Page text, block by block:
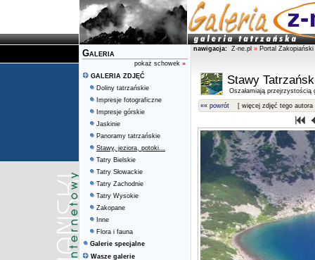
Galeria
pokaż schowek »
GALERIA ZDJĘĆ
Doliny tatrzańskie
Impresje fotograficzne
Impresje górskie
Jaskinie
Panoramy tatrzańskie
Stawy, jeziora, potoki...
Tatry Bielskie
Tatry Słowackie
Tatry Zachodnie
Tatry Wysokie
Zakopane
Inne
Flora i fauna
Galerie specjalne
Wasze galerie
nawigacja: Z-ne.pl » Portal Zakopiański
Stawy
Oszałamiają przejrzystością
«« powrót [ więcej zdjęć tego autora